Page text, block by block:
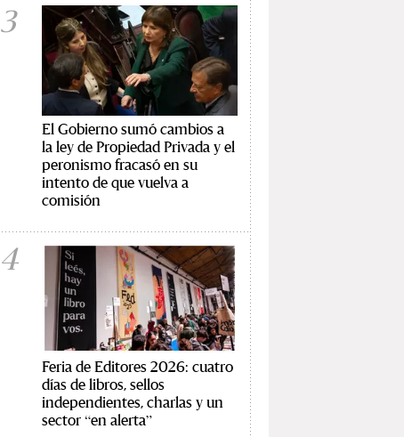
3
El Gobierno sumó cambios a
la ley de Propiedad Privada y el
peronismo fracasó en su
intento de que vuelva a
comisión
4
Feria de Editores 2026: cuatro
días de libros, sellos
independientes, charlas y un
sector “en alerta”